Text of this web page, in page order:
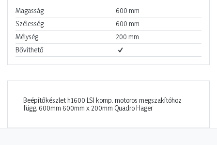
Magasság
600 mm
Szélesség
600 mm
Mélység
200 mm
Bővíthető
Beépítőkészlet h1600 LSI komp. motoros megszakítóhoz
függ. 600mm 600mm x 200mm Quadro Hager